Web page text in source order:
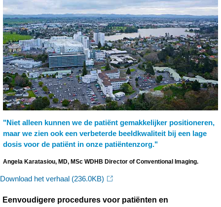
"Niet alleen kunnen we de patiënt gemakkelijker positioneren,
maar we zien ook een verbeterde beeldkwaliteit bij een lage
dosis voor de patiënt in onze patiëntenzorg."
Angela Karatasiou, MD, MSc WDHB Director of Conventional Imaging.
Download het verhaal (236.0KB)
Eenvoudigere procedures voor patiënten en